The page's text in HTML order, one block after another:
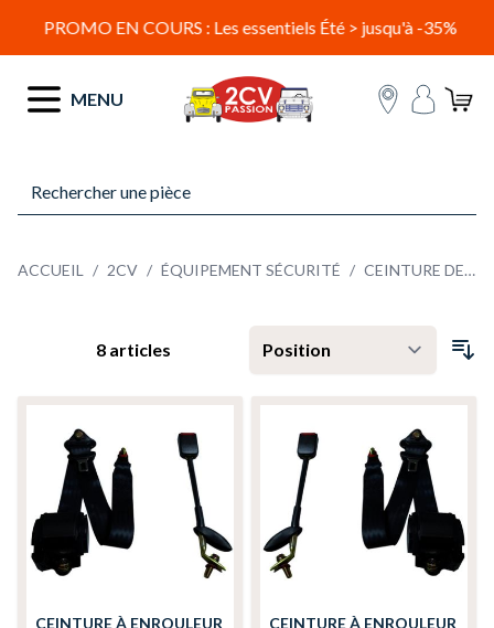
PROMO EN COURS : Les essentiels Été > jusqu'à -35%
MENU
ACCUEIL / 2CV / ÉQUIPEMENT SÉCURITÉ / CEINTURE DE SÉCURITÉ
8 articles
CEINTURE À ENROULEUR
CEINTURE À ENROULEUR